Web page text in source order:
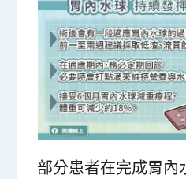
部分患者在完成胃內